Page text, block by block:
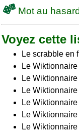
Mot au hasard
Voyez cette
Le scrabble en
Le
Le
Le
Le
Le
Le